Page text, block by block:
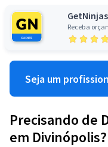
Receba
Seja um
Precisando de
em Divinópolis?